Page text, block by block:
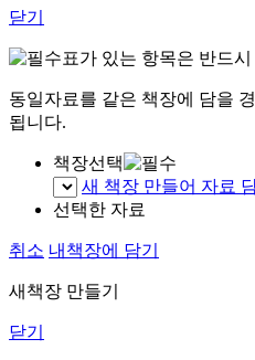
닫기
표가 있는 항목은 반드
동일자료를 같은 책장에 담을
됩니다.
책장선택
새 책장 만들어 자료 담
선택한 자료
취소 내책장에 담기
새책장 만들기
닫기